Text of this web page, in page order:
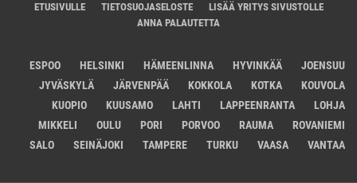
ETUSIVULLE TIETOSUOJASELOSTE
LISÄÄ YRITYS SIVUSTOLLE
ANNA PALAUTETTA
ESPOO HELSINKI HÄMEENLINNA HYVINKÄÄ
JOENSUU
JYVÄSKYLÄ
JÄRVENPÄÄ KOKKOLA KOTKA
KOUVOLA
KUOPIO
KUUSAMO LAHTI LAPPEENRANTA
LOHJA
MIKKELI
OULU PORI PORVOO RAUMA
ROVANIEMI
SALO
SEINÄJOKI TAMPERE TURKU VAASA VANTAA